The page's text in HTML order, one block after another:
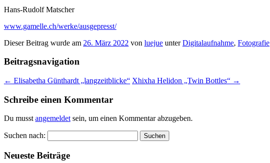
Hans-Rudolf Matscher
www.gamelle.ch/werke/ausgepresst/
Dieser Beitrag wurde am 26. März 2022 von luejue unterDigitalaufnahme, Fotografie
Beitragsnavigation
← Elisabetha Günthardt „langzeitblicke“ Xhixha Helidon „Twin Bottles“ →
Schreibe einen Kommentar
Du musstangemeldetsein, um einen Kommentar abzugeben.
Suchen nach:
Neueste Beiträge